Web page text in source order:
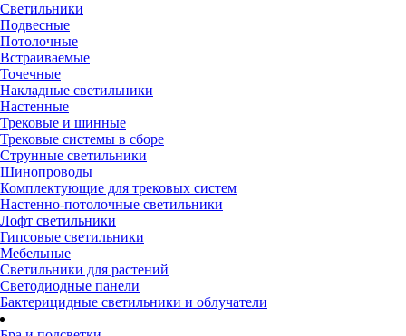
Светильники
Подвесные
Потолочные
Встраиваемые
Точечные
Накладные светильники
Настенные
Трековые и шинные
Трековые системы в сборе
Струнные светильники
Шинопроводы
Комплектующие для трековых систем
Настенно-потолочные светильники
Лофт светильники
Гипсовые светильники
Мебельные
Светильники для растений
Светодиодные панели
Бактерицидные светильники и облучатели